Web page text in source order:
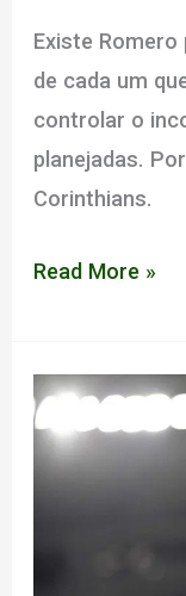
Existe Romero
de cada um
controlar o
planejadas.
Corinthians.
Hamlet,
Tite
Read More »